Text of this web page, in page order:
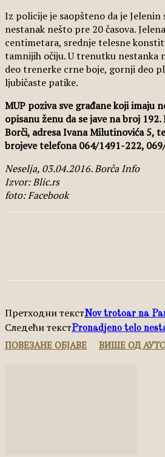
Iz policije je saopšteno da je
nestanak nešto pre 20 časova.
centimetara, srednje telesne
tamnijih očiju. U trenutku nestanka
deo trenerke crne boje, gornji deo
ljubičaste patike.
MUP poziva sve građane koji imaju
opisanu ženu da se jave na broj
Borči, adresa Ivana Milutinovića 5,
brojeve telefona 064/1491-222,
Neselja, 03.04.2016. Borča Info
Izvor: Blic.rs
foto: Facebook
Претходни текстNov trotoar na
Следећи текстPronadjeno telo
ПОВЕЗАНЕ ОБЈАВЕ ВИШЕ ОД